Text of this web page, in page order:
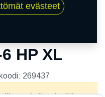
HP XL
269437
evästeet